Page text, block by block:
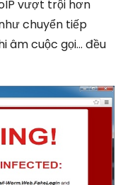
vượt trội hơn
chuyển tiếp
âm cuộc gọi… đều